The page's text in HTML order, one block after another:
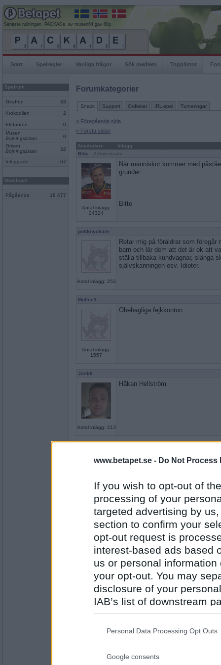
www.betapet.se - Do Not Process
If you wish to opt-out of
processing of your
targeted advertising by
section to confirm your
opt-out request is
interest-based ads based
us or personal
your opt-out. You may
disclosure of your
IAB’s list of downstream
also be disclosed by us
Downstream Participants
Please note that this
Personal Data Processing Opt Outs
Google consents
Senaste rullningen, PACKADe, av musen64 gav 88p
Start Spelregler Vanliga frågor Sök medlem Topplistor
Spelrum
Giraffen 33
Krokodilen 2
Elefanten
0
Musen
Böjningslistan
0
Grisen
Böjningslistan
32
Inloggade 67
Mobilspel
Pågående 18 477
Forumkategorier
Snack Support Ordlekar IRL-spel Turneringar
« Föregående sida
« Första sidan
Användare
Inlägg
Bitte - Administratör
Antal inlägg:
24324
När människor kommer med
grunder.
Bitte
pottknyckare
Antal inlägg: 253
Retar mig på föräldrar som föregår
barn och lär dem att det är ok att
ställa tillbaka kundvagnar, slänga
självskanningen osv. Idioter.
Mollee3
Antal inlägg:
1557
Obehagliga fejkkonton
Jimk8
Antal inlägg: 213
Håkan Hellström
Antal inlägg:
1125
När inga spelare finns på betapet
Var är ni? Vad gör ni?
- Ej medlem längre
Antal inlägg:
37631
Åldersdiskriminering gamla
eller meil kan inte boka biljett.
Det är illa
pottknyckare